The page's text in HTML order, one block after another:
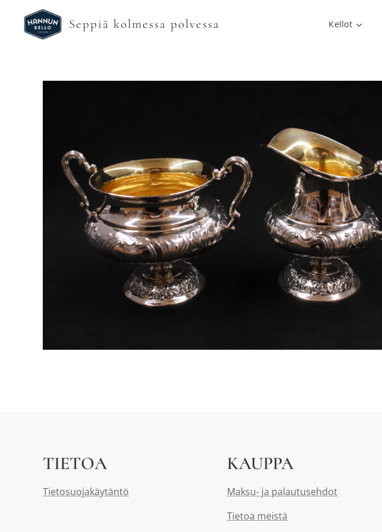
Seppiä kolmessa polvessa Kellot
TIETOA
Tietosuojakäytäntö
KAUPPA
Maksu- ja palautusehdot
Tietoa meistä